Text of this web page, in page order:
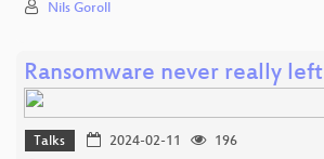
Nils Goroll
Ransomware never really left
Talks 2024-02-11
196